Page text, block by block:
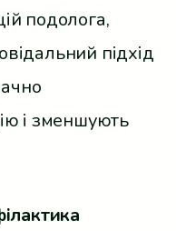
подолога,
підхід
і зменшують